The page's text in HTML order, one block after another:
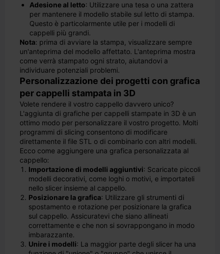
Adesione al letto: Utilizzare una tesa o una zattera
per mantenere il modello stabile sul letto di stampa.
Questo è particolarmente utile per i modelli di
cappelli più grandi.
Nota: prima di avviare la stampa, visualizzare sempre
un'anteprima del modello affettato. L'anteprima mostra
come verrà stampato ogni strato, aiutandovi a
individuare potenziali problemi.
Personalizzazione dei progetti con grafica
per cappelli stampata in 3D
Volete rendere il vostro cappello davvero unico?
L'aggiunta di grafiche per cappelli stampate in 3D è un
ottimo modo per personalizzare il vostro progetto. Molti
programmi di slicing consentono di modificare
direttamente il file STL o di combinarlo con altri modelli.
Ecco come aggiungere una grafica personalizzata al
cappello:
Importazione di modelli aggiuntivi: Scaricate piccoli
modelli decorativi, come loghi o motivi, e importateli
nello slicer insieme al cappello.
Posizionare la grafica: Utilizzare gli strumenti di
spostamento e rotazione per posizionare la grafica
sul cappello. Assicuratevi che siano allineati
correttamente e che non si sovrappongano in modo
imbarazzante.
Unire i modelli: La maggior parte degli slicer ha una